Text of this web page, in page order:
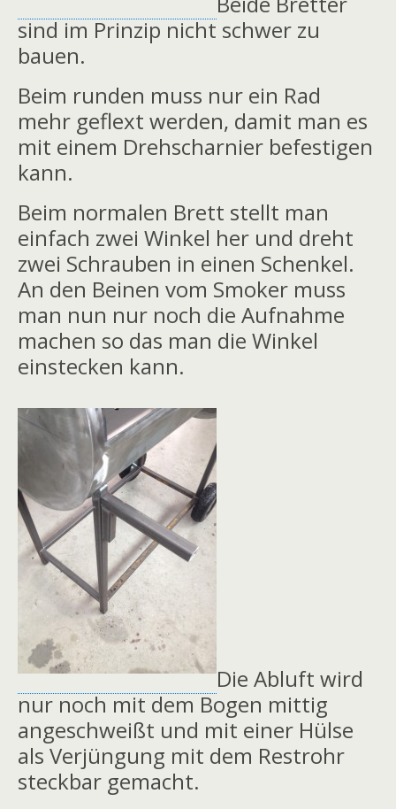
sind im Prinzip nicht schwer zu
bauen.
Beim runden muss nur ein Rad
mehr geflext werden, damit man es
mit einem Drehscharnier befestigen
kann.
Beim normalen Brett stellt man
einfach zwei Winkel her und dreht
zwei Schrauben in einen Schenkel.
An den Beinen vom Smoker muss
man nun nur noch die Aufnahme
machen so das man die Winkel
einstecken kann.
Die Abluft wird
nur noch mit dem Bogen mittig
angeschweißt und mit einer Hülse
als Verjüngung mit dem Restrohr
steckbar gemacht.